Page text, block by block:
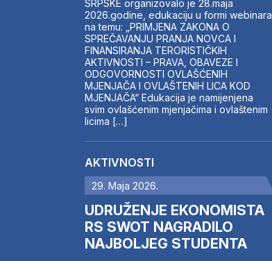
SRPSKE organizovalo je 28.maja
2026.godine, edukaciju u formi webinara
na temu: „PRIMJENA ZAKONA O
SPREČAVANJU PRANJA NOVCA I
FINANSIRANJA TERORISTIČKIH
AKTIVNOSTI – PRAVA, OBAVEZE I
ODGOVORNOSTI OVLAŠĆENIH
MJENJAČA I OVLAŠTENIH LICA KOD
MJENJAČA“ Edukacija je namijenjena
svim ovlašćenim mjenjačima i ovlaštenim
licima […]
AKTIVNOSTI
29. Maja 2026.
UDRUŽENJE EKONOMISTA
RS SWOT NAGRADILO
NAJBOLJEG STUDENTA